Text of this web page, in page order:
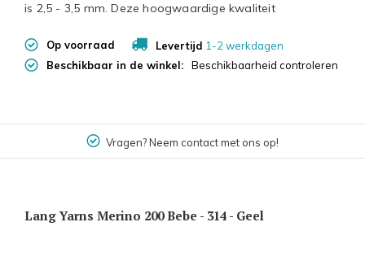
is 2,5 - 3,5 mm. Deze hoogwaardige kwaliteit
Op voorraad Levertijd 1-2 werkdagen
Beschikbaar in de winkel:
Beschikbaarheid controleren
Vragen? Neem contact met ons op!
Lang Yarns Merino 200 Bebe - 314 - Geel